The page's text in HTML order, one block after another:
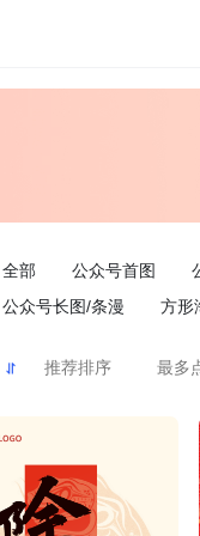
全部 公众号首图
公众号长图/条漫
方形
推荐排序 最多